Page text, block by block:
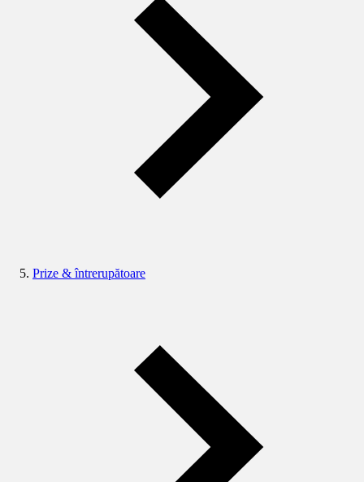
Prize & întrerupătoare